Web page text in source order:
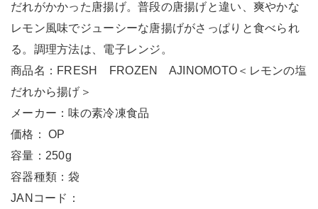
だれがかかった唐揚げ。普段の唐揚げと違い、爽やかな
レモン風味でジューシーな唐揚げがさっぱりと食べられ
る。調理方法は、電子レンジ。
商品名：FRESH FROZEN AJINOMOTO＜レモンの塩
だれから揚げ＞
メーカー：味の素冷凍食品
価格： OP
容量：250g
容器種類：袋
JANコード：